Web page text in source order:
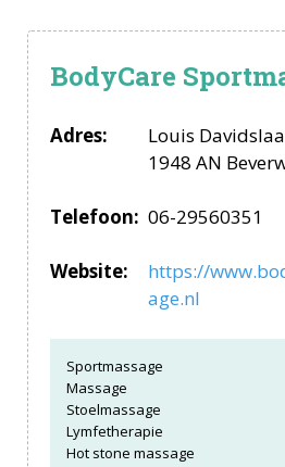
BodyCare
Adres:
Louis
1948 AN
Telefoon: 06-29560351
Website:
https://
age.nl
Sportmassage
Massage
Stoelmassage
Lymfetherapie
Hot stone massage